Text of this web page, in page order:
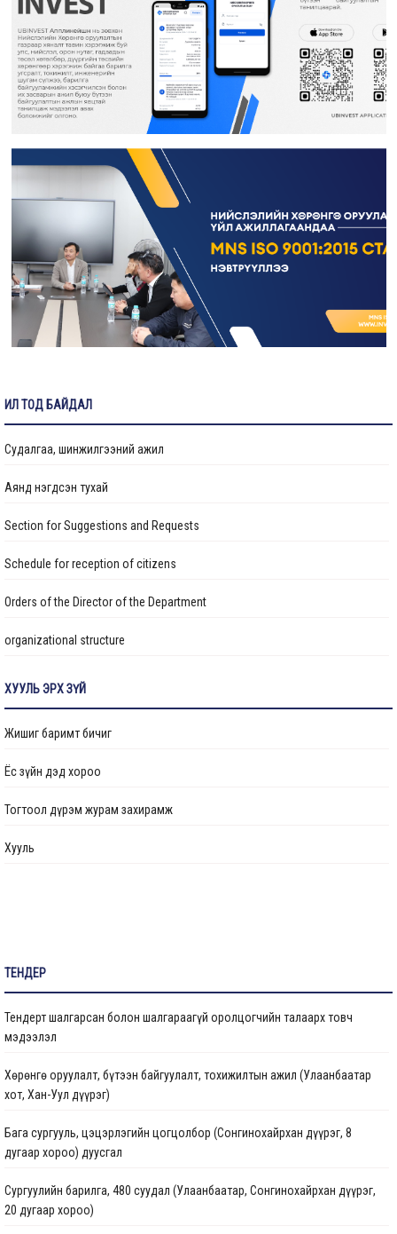
ИЛ ТОД БАЙДАЛ
Судалгаа, шинжилгээний ажил
Аянд нэгдсэн тухай
Section for Suggestions and Requests
Schedule for reception of citizens
Orders of the Director of the Department
organizational structure
Бараа ажил үйлчилгээ
Газрын даргын тушаал
Барилгын ажлын мэдээ
Санхүүжилтийн мэдээлэл
ХУУЛЬ ЭРХ ЗҮЙ
Жишиг баримт бичиг
Ёс зүйн дэд хороо
Тогтоол дүрэм журам захирамж
Хууль
ТЕНДЕР
Тендерт шалгарсан болон шалгараагүй оролцогчийн талаарх товч
мэдээлэл
Хөрөнгө оруулалт, бүтээн байгуулалт, тохижилтын ажил (Улаанбаатар
хот, Хан-Уул дүүрэг)
Бага сургууль, цэцэрлэгийн цогцолбор (Сонгинохайрхан дүүрэг, 8
дугаар хороо) дуусгал
Сургуулийн барилга, 480 суудал (Улаанбаатар, Сонгинохайрхан дүүрэг,
20 дугаар хороо)